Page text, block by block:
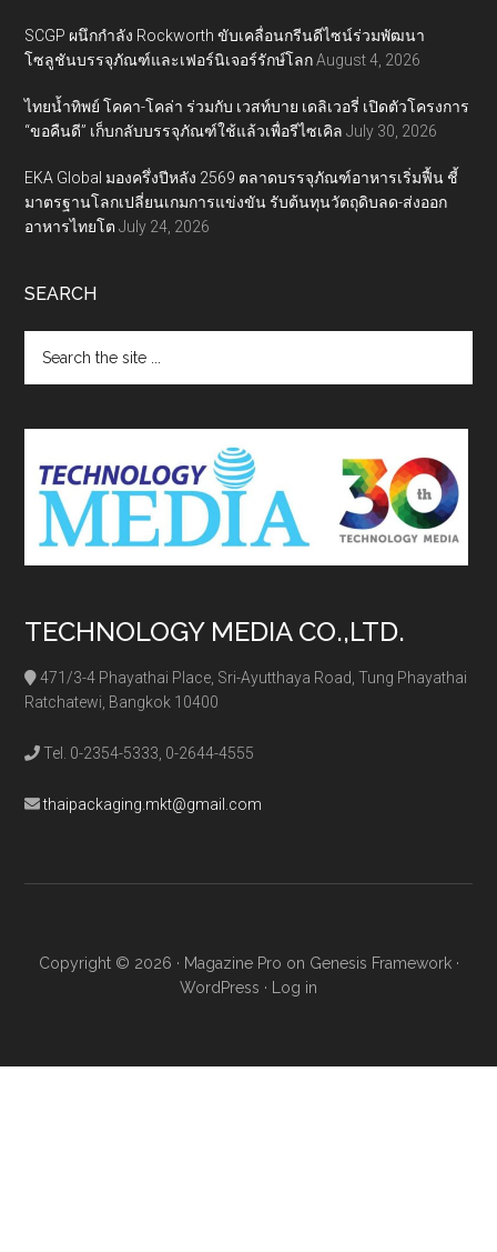
SCGP ผนึกกำลัง Rockworth ขับเคลื่อนกรีนดีไซน์ร่วมพัฒนา
โซลูชันบรรจุภัณฑ์และเฟอร์นิเจอร์รักษ์โลก August 4, 2026
ไทยน้ำทิพย์ โคคา-โคล่า ร่วมกับ เวสท์บาย เดลิเวอรี่ เปิดตัวโครงการ
“ขอคืนดี” เก็บกลับบรรจุภัณฑ์ใช้แล้วเพื่อรีไซเคิล July 30, 2026
EKA Global มองครึ่งปีหลัง 2569 ตลาดบรรจุภัณฑ์อาหารเริ่มฟื้น ชี้
มาตรฐานโลกเปลี่ยนเกมการแข่งขัน รับต้นทุนวัตถุดิบลด-ส่งออก
อาหารไทยโต July 24, 2026
SEARCH
the
TECHNOLOGY MEDIA CO.,LTD.
471/3-4 Phayathai Place, Sri-Ayutthaya Road, Tung Phayathai
Ratchatewi, Bangkok 10400
Tel. 0-2354-5333, 0-2644-4555
thaipackaging.mkt@gmail.com
Copyright © 2026 · Magazine Pro on Genesis Framework·
WordPress · Log in